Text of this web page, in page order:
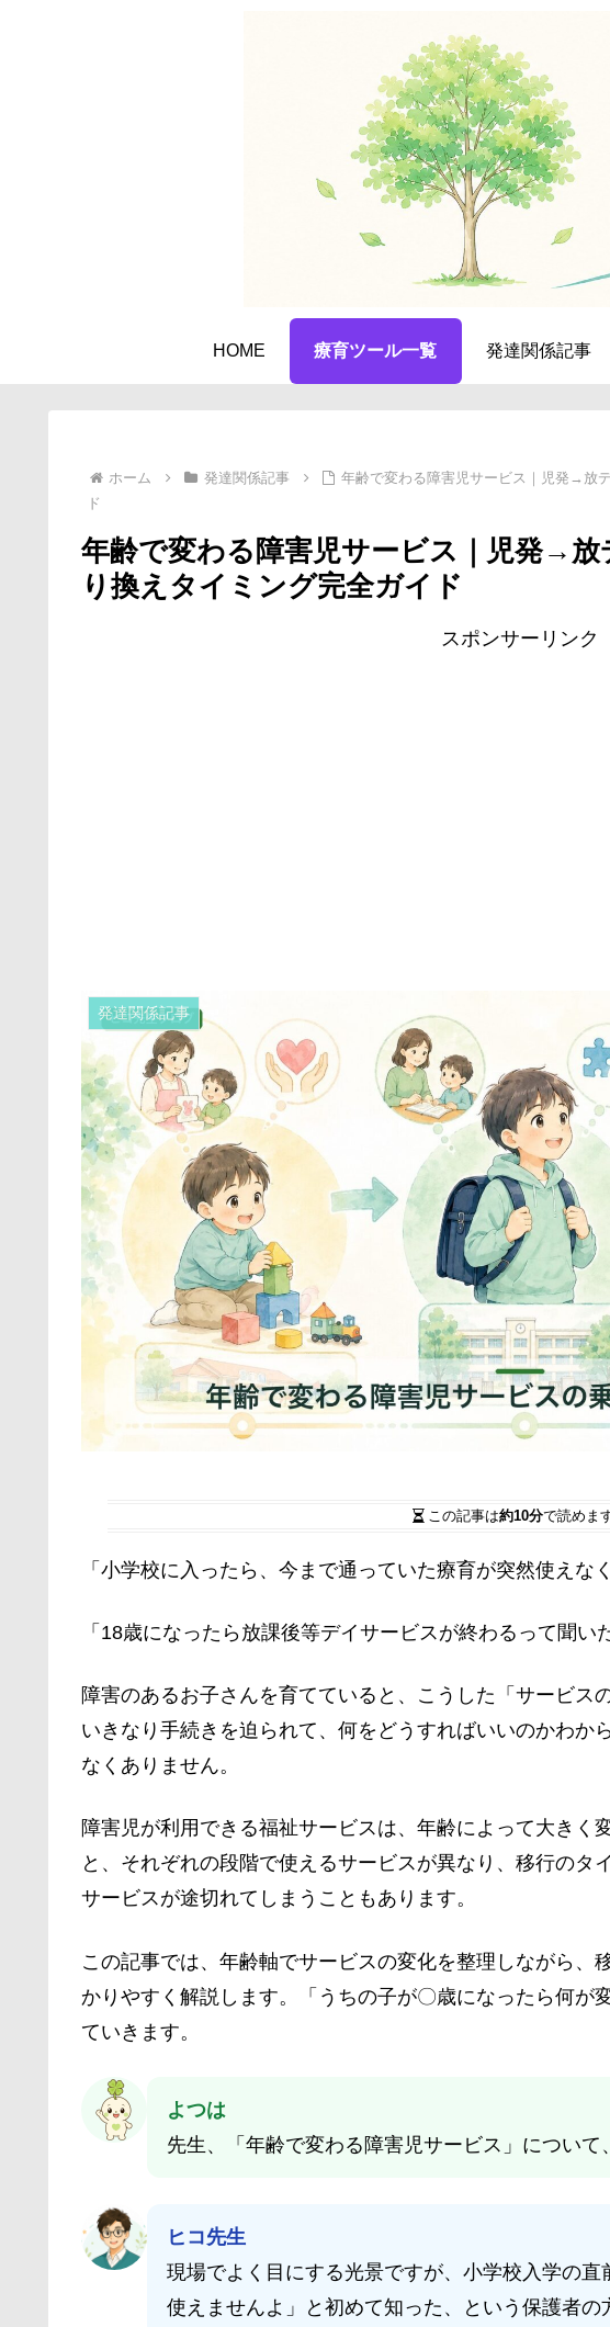
HOME 療育ツール一覧 発達関係記事
ホーム 発達関係記事
年齢で変わる障害児サービス｜児発→放
ド
年齢で変わる障害児サービス｜児発→
り換えタイミング完全ガイド
スポンサーリンク
発達関係記事
この記事は約10分で読めます
「小学校に入ったら、今まで通っていた療育が突然使えな
「18歳になったら放課後等デイサービスが終わるって聞い
障害のあるお子さんを育てていると、こうした「サービス
いきなり手続きを迫られて、何をどうすればいいのかわか
なくありません。
障害児が利用できる福祉サービスは、年齢によって大きく
と、それぞれの段階で使えるサービスが異なり、移行のタ
サービスが途切れてしまうこともあります。
この記事では、年齢軸でサービスの変化を整理しながら、
かりやすく解説します。「うちの子が〇歳になったら何が
ていきます。
よつは
先生、「年齢で変わる障害児サービス」について
ヒコ先生
現場でよく目にする光景ですが、小学校入学の
使えませんよ」と初めて知った、という保護者